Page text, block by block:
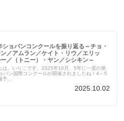
ショパンコンクールを振り返る～チョ・
／アムラン／ケイト・リウ／エリッ
／（トニー）・ヤン／シシキン～
は。いりこです。2025年10月、5年に一度の第
パン国際コンクールが開催されましたね！4～5
予...
2025.10.02